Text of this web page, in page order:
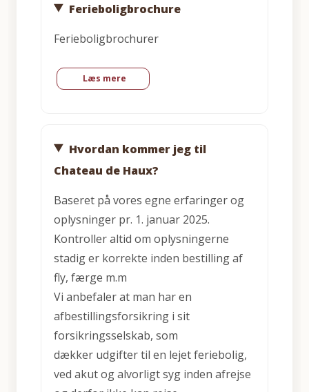
Ferieboligbrochure
Ferieboligbrochurer
Læs mere
Hvordan kommer jeg til
Chateau de Haux?
Baseret på vores egne erfaringer og
oplysninger pr. 1. januar 2025.
Kontroller altid om oplysningerne
stadig er korrekte inden bestilling af
fly, færge m.m
Vi anbefaler at man har en
afbestillingsforsikring i sit
forsikringsselskab, som
dækker udgifter til en lejet feriebolig,
ved akut og alvorligt syg inden afrejse